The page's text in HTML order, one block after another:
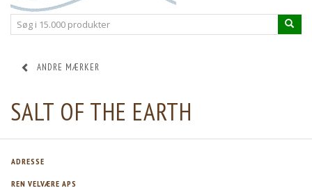
ANDRE MÆRKER
SALT OF THE EARTH
ADRESSE
REN VELVÆRE APS